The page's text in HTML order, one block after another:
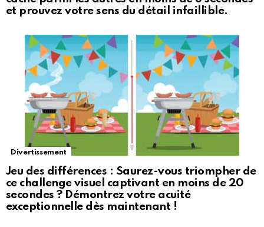
et prouvez votre sens du détail infaillible.
Divertissement
Jeu des différences : Saurez-vous triompher de
ce challenge visuel captivant en moins de 20
secondes ? Démontrez votre acuité
exceptionnelle dès maintenant !